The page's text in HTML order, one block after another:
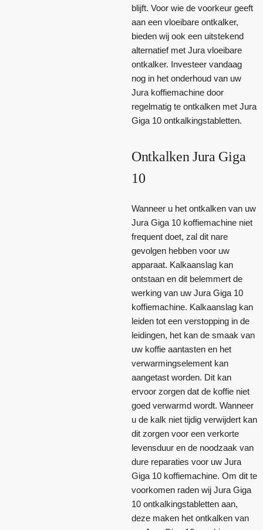
blijft. Voor wie de voorkeur geeft
aan een vloeibare ontkalker,
bieden wij ook een uitstekend
alternatief met Jura vloeibare
ontkalker. Investeer vandaag
nog in het onderhoud van uw
Jura koffiemachine door
regelmatig te ontkalken met Jura
Giga 10 ontkalkingstabletten.
Ontkalken Jura Giga
10
Wanneer u het ontkalken van uw
Jura Giga 10 koffiemachine niet
frequent doet, zal dit nare
gevolgen hebben voor uw
apparaat. Kalkaanslag kan
ontstaan en dit belemmert de
werking van uw Jura Giga 10
koffiemachine. Kalkaanslag kan
leiden tot een verstopping in de
leidingen, het kan de smaak van
uw koffie aantasten en het
verwarmingselement kan
aangetast worden. Dit kan
ervoor zorgen dat de koffie niet
goed verwarmd wordt. Wanneer
u de kalk niet tijdig verwijdert kan
dit zorgen voor een verkorte
levensduur en de noodzaak van
dure reparaties voor uw Jura
Giga 10 koffiemachine. Om dit te
voorkomen raden wij Jura Giga
10 ontkalkingstabletten aan,
deze maken het ontkalken van